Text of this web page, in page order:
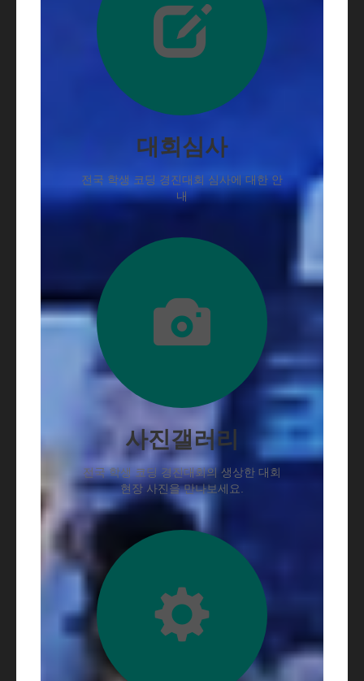
대회심사
전국 학생 코딩 경진대회 심사에 대한 안
내
사진갤러리
전국 학생 코딩 경진대회의 생상한 대회
현장 사진을 만나보세요.